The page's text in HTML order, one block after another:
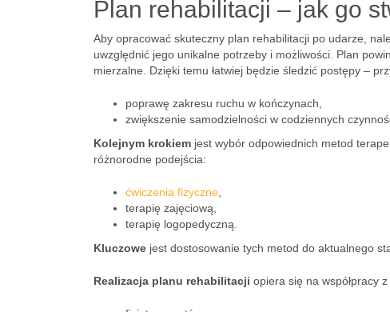
Plan rehabilitacji – jak go
Aby opracować skuteczny plan rehabilitacji po udarze,
uwzględnić jego unikalne potrzeby i możliwości. Plan
mierzalne. Dzięki temu łatwiej będzie śledzić postępy –
poprawę zakresu ruchu w kończynach,
zwiększenie samodzielności w codziennych
Kolejnym krokiem jest wybór odpowiednich metod
różnorodne podejścia:
ćwiczenia fizyczne
terapię zajęciową,
terapię logopedyczną.
Kluczowe jest dostosowanie tych metod do aktualnego
Realizacja planu rehabilitacji opiera się na współpracy